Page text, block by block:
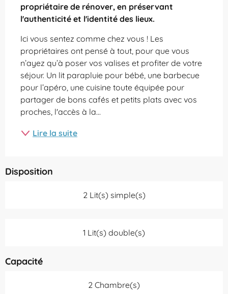
propriétaire de rénover, en préservant
l'authenticité et l'identité des lieux.
Ici vous sentez comme chez vous ! Les
propriétaires ont pensé à tout, pour que vous
n’ayez qu’à poser vos valises et profiter de votre
séjour. Un lit parapluie pour bébé, une barbecue
pour l’apéro, une cuisine toute équipée pour
partager de bons cafés et petits plats avec vos
proches, l'accès à la...
Lire la suite
Disposition
2 Lit(s) simple(s)
1 Lit(s) double(s)
Capacité
2 Chambre(s)